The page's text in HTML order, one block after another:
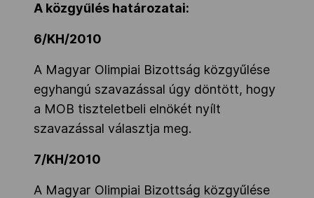
Társszervezetek
OVEP
Adatbank
A közgyűlés határozatai:
6/KH/2010
A Magyar Olimpiai Bizottság közgyűlése
egyhangú szavazással úgy döntött, hogy
a MOB tiszteletbeli elnökét nyílt
szavazással választja meg.
7/KH/2010
A Magyar Olimpiai Bizottság közgyűlése